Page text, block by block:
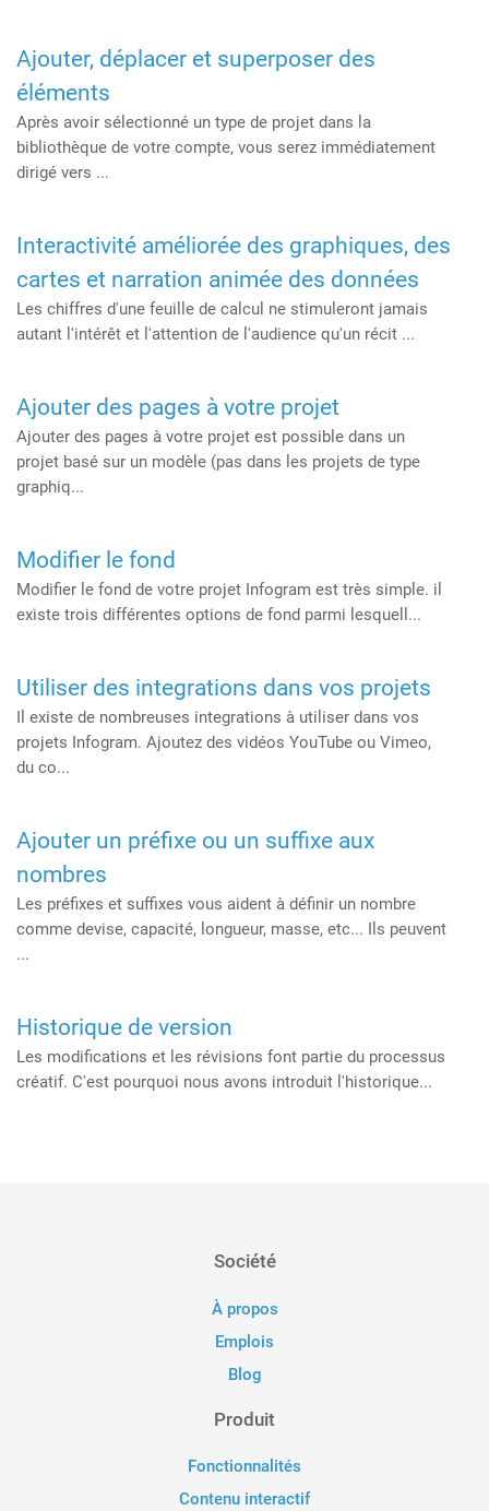
Ajouter, déplacer et superposer des
éléments
Après avoir sélectionné un type de projet dans la
bibliothèque de votre compte, vous serez immédiatement
dirigé vers ...
Interactivité améliorée des graphiques, des
cartes et narration animée des données
Les chiffres d'une feuille de calcul ne stimuleront jamais
autant l'intérêt et l'attention de l'audience qu'un récit ...
Ajouter des pages à votre projet
Ajouter des pages à votre projet est possible dans un
projet basé sur un modèle (pas dans les projets de type
graphiq...
Modifier le fond
Modifier le fond de votre projet Infogram est très simple. il
existe trois différentes options de fond parmi lesquell...
Utiliser des integrations dans vos projets
Il existe de nombreuses integrations à utiliser dans vos
projets Infogram. Ajoutez des vidéos YouTube ou Vimeo,
du co...
Ajouter un préfixe ou un suffixe aux
nombres
Les préfixes et suffixes vous aident à définir un nombre
comme devise, capacité, longueur, masse, etc... Ils peuvent
...
Historique de version
Les modifications et les révisions font partie du processus
créatif. C'est pourquoi nous avons introduit l'historique...
Société
À propos
Emplois
Blog
Produit
Fonctionnalités
Contenu interactif